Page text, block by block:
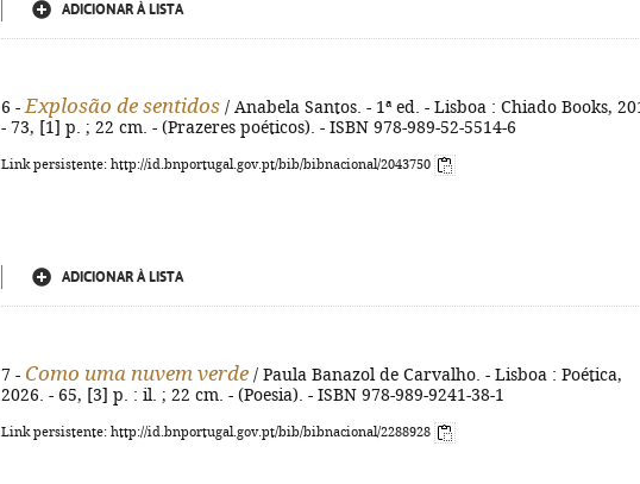
ADICIONAR À LISTA
6 - Explosão de sentidos / Anabela Santos. - 1ª ed. - Lisboa : Chiado Books,
- 73, [1] p. ; 22 cm. - (Prazeres poéticos). - ISBN 978-989-52-5514-6
Link persistente: http://id.bnportugal.gov.pt/bib/bibnacional/2043750
ADICIONAR À LISTA
7 - Como uma nuvem verde / Paula Banazol de Carvalho. - Lisboa : Poética,
2026. - 65, [3] p. : il. ; 22 cm. - (Poesia). - ISBN 978-989-9241-38-1
Link persistente: http://id.bnportugal.gov.pt/bib/bibnacional/2288928